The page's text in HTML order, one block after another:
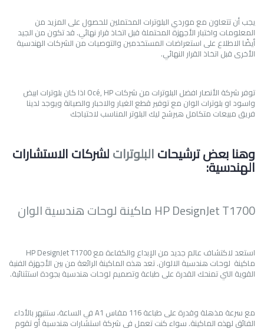
يجب أن تتعاون مع موردي البلوترات المحتملين للحصول على المزيد من
المعلومات واختبار الأجهزة المحتملة قبل اتخاذ قرار نهائي. قد تكون من الجيد
أيضًا الاطلاع على استعراضات المستخدمين والتوصيات من الشركات الهندسية
الأخرى قبل اتخاذ القرار النهائي.
توفر شركة الأنصار افضل البلوترات من شركات Océ, HP اذا كان بلوترات ابيض
واسود او بلوترات الوان مع توفير قطع الغيار والاحبار والصيانة ويوجد لدينا
فريق مبيعات متكامل هيرشح ليك البلوتر المناسب لاحتياجك
وهنا بعض ترشيحاتالبلوتراتلشركات الاستشارات
الهندسية:
HP DesignJet T1700 ماكينة لوحات هندسية الوان
استعد لاكتشاف عالم جديد من الإبداع والكفاءة مع HP DesignJet T1700
ماكينة لوحات هندسية الالوان. تعد هذه الماكينة الرائعة من بين الأجهزة الفنية
القوية التي تمنحك القدرة على طباعة وتصميم لوحات هندسية بجودة استثنائية.
مع سرعة مذهلة وقدرة على طباعة 116 مقاس A1 في الساعة، ستنبهر بالأداء
الفائق لهذه الماكينة. سواء كنت تعمل في شركة استشارات هندسية أو تقوم